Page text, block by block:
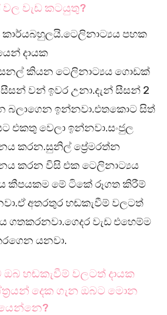
වැඩ කටයුතු?
පහක
දායක
කියන ටෙලිනාට්‍යය ගොඩක්
වන් ඉවර උනා.දැන් සීසන් 2
බලාගෙන ඉන්නවා.එතකොට සිත්
එකතු වෙලා ඉන්නවා.සංජුල
කරන.සුනිල් ප්‍රේමරත්න
කරන විසි එක ටෙලිනාට්‍යය
කීපයකම මේ ටිකේ රූගත කිරීම්
අතරතුර හඬකැවීම් වලටත්
ගතකරනවා.ගෙදර වැඩ එහෙම්ම
යනවා.
ඔබ හඬකැවීම් වලටත් දායක
දෙක ගැන ඔබට මොන